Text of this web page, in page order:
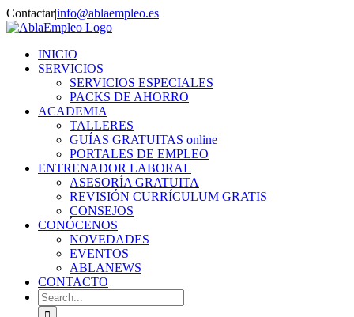
Skip
to
Contactar|info@ablaempleo.es
Facebook
Phone
INICIO
SERVICIOS
SERVICIOS ESPECIALES
PACKS DE AHORRO
ACADEMIA
TALLERES
GUÍAS GRATUITAS online
PORTALES DE EMPLEO
ENTRENADOR LABORAL
ASESORÍA GRATUITA
REVISIÓN CURRÍCULUM GRATIS
CONSEJOS
CONÓCENOS
NOVEDADES
EVENTOS
ABLANEWS
CONTACTO
Search
for: